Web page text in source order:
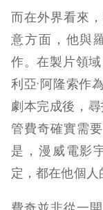
而在外界看來
意方面，他與
作。在製片領
利亞·阿隆索作
劇本完成後，
管費奇確實需
是，漫威電影
定，都在他個人